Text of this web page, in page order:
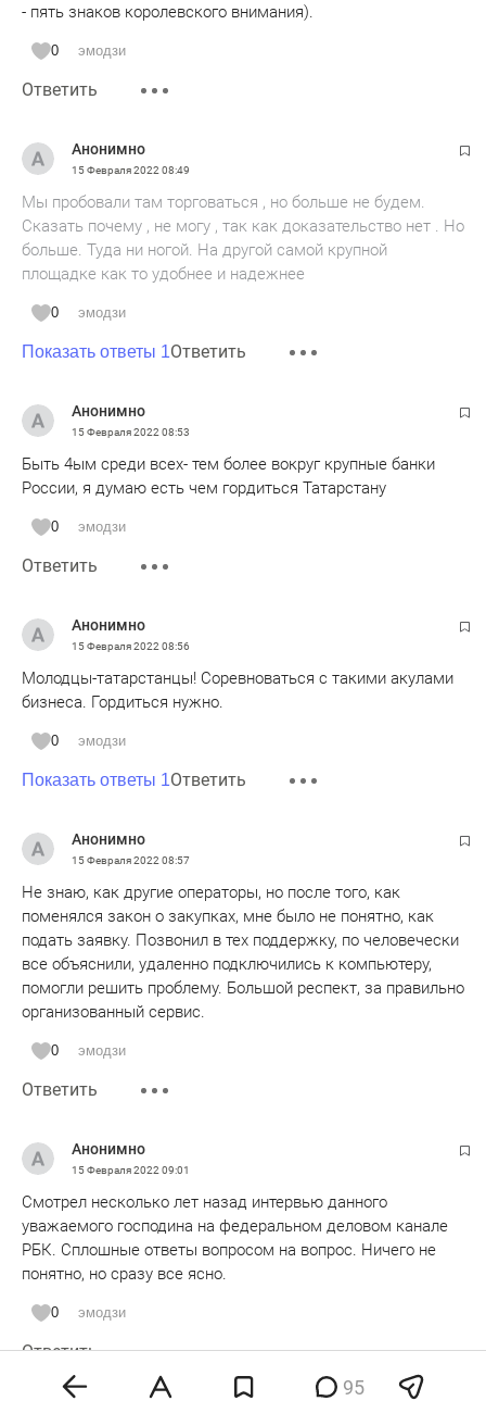
- пять знаков королевского внимания).
0 эмодзи
Ответить
Анонимно
15 Февраля 2022 08:49
Мы пробовали там торговаться , но больше не будем.
Сказать почему , не могу , так как доказательство нет . Но
больше. Туда ни ногой. На другой самой крупной
площадке как то удобнее и надежнее
0 эмодзи
Показать ответы 1Ответить
Анонимно
15 Февраля 2022 08:53
Быть 4ым среди всех- тем более вокруг крупные банки
России, я думаю есть чем гордиться Татарстану
0 эмодзи
Ответить
Анонимно
15 Февраля 2022 08:56
Молодцы-татарстанцы! Соревноваться с такими акулами
бизнеса. Гордиться нужно.
0 эмодзи
Показать ответы 1Ответить
Анонимно
15 Февраля 2022 08:57
Не знаю, как другие операторы, но после того, как
поменялся закон о закупках, мне было не понятно, как
подать заявку. Позвонил в тех поддержку, по человечески
все объяснили, удаленно подключились к компьютеру,
помогли решить проблему. Большой респект, за правильно
организованный сервис.
0 эмодзи
Ответить
Анонимно
15 Февраля 2022 09:01
Смотрел несколько лет назад интервью данного
уважаемого господина на федеральном деловом канале
РБК. Сплошные ответы вопросом на вопрос. Ничего не
понятно, но сразу все ясно.
0 эмодзи
Ответить
95